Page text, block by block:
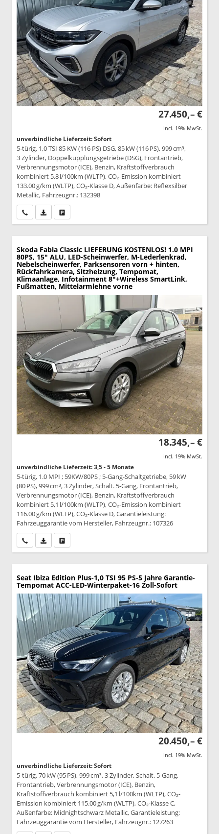
27.450,– €
incl. 19% MwSt.
unverbindliche Lieferzeit: Sofort
5-türig, 1,0 TSI 85 KW (116 PS) DSG, 85 kW (116 PS), 999 cm³,
3 Zylinder, Doppelkupplungsgetriebe (DSG), Frontantrieb,
Verbrennungsmotor (ICE), Benzin, Kraftstoffverbrauch
kombiniert 5,8 l/100km (WLTP), CO₂-Emission kombiniert
133.00 g/km (WLTP), CO₂-Klasse D, Außenfarbe: Reflexsilber
Metallic, Fahrzeugnr.: 132398
Wir rufen Sie anPDF-Datei, Fahrzeugexposé drucken
Skoda Fabia Classic LIEFERUNG KOSTENLOS! 1.0 MPI
80PS, 15" ALU, LED-Scheinwerfer, M-Lederlenkrad,
Nebelscheinwerfer, Parksensoren vorn + hinten,
Rückfahrkamera, Sitzheizung, Tempomat,
Klimaanlage, Infotainment 8"+Wireless SmartLink,
Fußmatten, Mittelarmlehne vorne
18.345,– €
incl. 19% MwSt.
unverbindliche Lieferzeit: 3,5 - 5 Monate
5-türig, 1.0 MPI ; 59KW/80PS ; 5-Gang-Schaltgetriebe, 59 kW
(80 PS), 999 cm³, 3 Zylinder, Schalt. 5-Gang, Frontantrieb,
Verbrennungsmotor (ICE), Benzin, Kraftstoffverbrauch
kombiniert 5,1 l/100km (WLTP), CO₂-Emission kombiniert
116.00 g/km (WLTP), CO₂-Klasse D, Garantieleistung:
Fahrzeuggarantie vom Hersteller, Fahrzeugnr.: 107326
Wir rufen Sie anPDF-Datei, Fahrzeugexposé drucken
Seat Ibiza Edition Plus-1,0 TSI 95 PS-5 Jahre Garantie-
Tempomat ACC-LED-Winterpaket-16 Zoll-Sofort
20.450,– €
incl. 19% MwSt.
unverbindliche Lieferzeit: Sofort
5-türig, 70 kW (95 PS), 999 cm³, 3 Zylinder, Schalt. 5-Gang,
Frontantrieb, Verbrennungsmotor (ICE), Benzin,
Kraftstoffverbrauch kombiniert 5,1 l/100km (WLTP), CO₂-
Emission kombiniert 115.00 g/km (WLTP), CO₂-Klasse C,
Außenfarbe: Midnightschwarz Metallic, Garantieleistung:
Fahrzeuggarantie vom Hersteller, Fahrzeugnr.: 127263